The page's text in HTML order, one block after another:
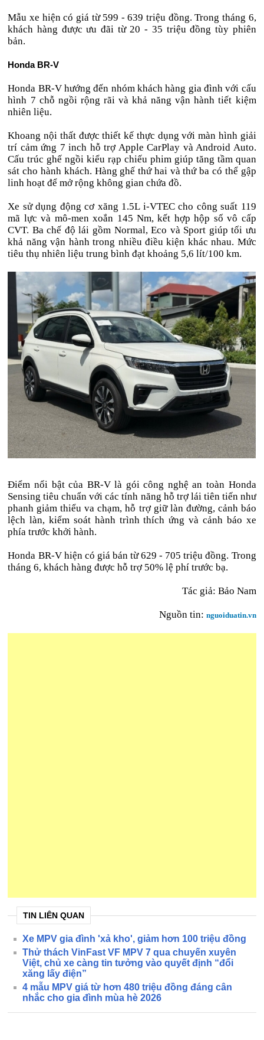
Mẫu xe hiện có giá từ 599 - 639 triệu đồng. Trong tháng 6,
khách hàng được ưu đãi từ 20 - 35 triệu đồng tùy phiên
bản.
Honda BR-V
Honda BR-V hướng đến nhóm khách hàng gia đình với cấu
hình 7 chỗ ngồi rộng rãi và khả năng vận hành tiết kiệm
nhiên liệu.
Khoang nội thất được thiết kế thực dụng với màn hình giải
trí cảm ứng 7 inch hỗ trợ Apple CarPlay và Android Auto.
Cấu trúc ghế ngồi kiểu rạp chiếu phim giúp tăng tầm quan
sát cho hành khách. Hàng ghế thứ hai và thứ ba có thể gập
linh hoạt để mở rộng không gian chứa đồ.
Xe sử dụng động cơ xăng 1.5L i-VTEC cho công suất 119
mã lực và mô-men xoắn 145 Nm, kết hợp hộp số vô cấp
CVT. Ba chế độ lái gồm Normal, Eco và Sport giúp tối ưu
khả năng vận hành trong nhiều điều kiện khác nhau. Mức
tiêu thụ nhiên liệu trung bình đạt khoảng 5,6 lít/100 km.
Điểm nổi bật của BR-V là gói công nghệ an toàn Honda
Sensing tiêu chuẩn với các tính năng hỗ trợ lái tiên tiến như
phanh giảm thiểu va chạm, hỗ trợ giữ làn đường, cảnh báo
lệch làn, kiểm soát hành trình thích ứng và cảnh báo xe
phía trước khởi hành.
Honda BR-V hiện có giá bán từ 629 - 705 triệu đồng. Trong
tháng 6, khách hàng được hỗ trợ 50% lệ phí trước bạ.
Tác giả: Bảo Nam
Nguồn tin: nguoiduatin.vn
TIN LIÊN QUAN
Xe MPV gia đình 'xả kho', giảm hơn 100 triệu đồng
Thử thách VinFast VF MPV 7 qua chuyến xuyên
Việt, chủ xe càng tin tưởng vào quyết định “đổi
xăng lấy điện”
4 mẫu MPV giá từ hơn 480 triệu đồng đáng cân
nhắc cho gia đình mùa hè 2026